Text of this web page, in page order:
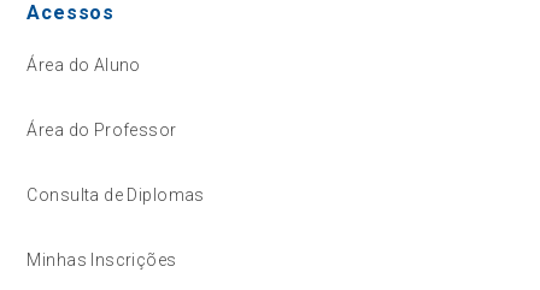
Acessos
Área do Aluno
Área do Professor
Consulta de Diplomas
Minhas Inscrições